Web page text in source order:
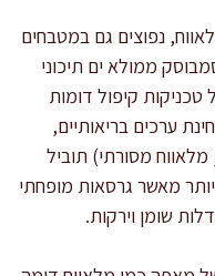
נפוצים גם במטבחים
ממולא ים תיכוני
קיפול דומות
ערכים בריאותיים,
מסורתי) תוביל
מאשר גרסאות מופחתי
שומן וירקות.